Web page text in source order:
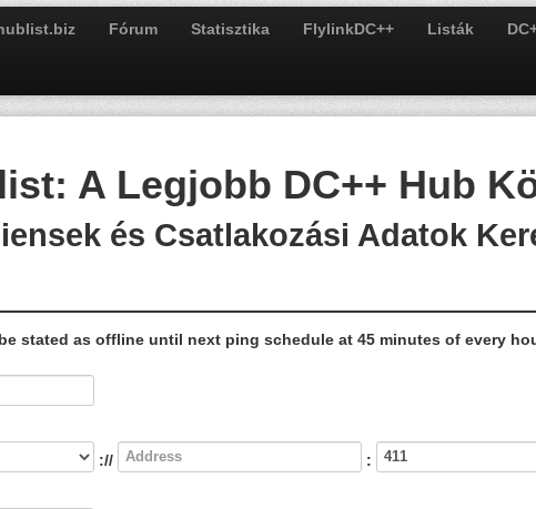
Fórum Statisztika FlylinkDC++ Listák
A Legjobb DC++ Hub
és Csatlakozási Adatok
stated as offline until next ping schedule at 45 minutes of every
:// :